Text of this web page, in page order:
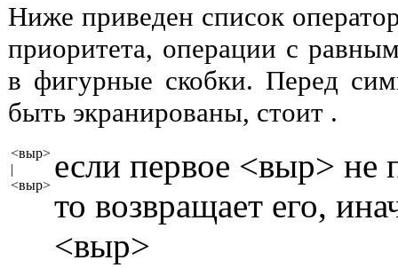
Ниже приведен список
приоритета, операции с
в фигурные скобки. Перед
быть экранированы, стоит .
<выр>
|
<выр>
если первое <выр> не
то возвращает его,
<выр>